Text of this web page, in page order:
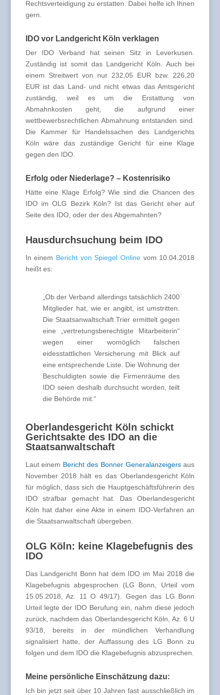
Rechtsverteidigung zu erstatten. Dabei helfe ich Ihnen
gern.
IDO vor Landgericht Köln verklagen
Der IDO Verband hat seinen Sitz in Leverkusen.
Zuständig ist somit das Landgericht Köln. Auch bei
einem Streitwert von nur 232,05 EUR bzw. 226,20
EUR ist das Land- und nicht etwas das Amtsgericht
zuständig, weil es um die Erstattung von
Abmahnkosten geht, die aufgrund einer
wettbewerbsrechtlichen Abmahnung entstanden sind.
Die Kammer für Handelssachen des Landgerichts
Köln wäre das zuständige Gericht für eine Klage
gegen den IDO.
Erfolg oder Niederlage? – Kostenrisiko
Hätte eine Klage Erfolg? Wie sind die Chancen des
IDO im OLG Bezirk Köln? Ist das Gericht eher auf
Seite des IDO, oder der des Abgemahnten?
Hausdurchsuchung beim IDO
In einem Bericht von Spiegel Online vom 10.04.2018
heißt es:
„Ob der Verband allerdings tatsächlich 2400
Mitglieder hat, wie er angibt, ist umstritten.
Die Staatsanwaltschaft Trier ermittelt gegen
eine „vertretungsberechtigte Mitarbeiterin“
wegen einer womöglich falschen
eidesstattlichen Versicherung mit Blick auf
eine entsprechende Liste. Die Wohnung der
Beschuldigten sowie die Firmenräume des
IDO seien deshalb durchsucht worden, teilt
die Behörde mit.“
Oberlandesgericht Köln schickt
Gerichtsakte des IDO an die
Staatsanwaltschaft
Laut einem Bericht des Bonner Generalanzeigersaus
November 2018 hält es das Oberlandesgericht Köln
für möglich, dass sich die Hauptgeschäftsführerin des
IDO strafbar gemacht hat. Das Oberlandesgericht
Köln hat daher eine Akte in einem IDO-Verfahren an
die Staatsanwaltschaft übergeben.
OLG Köln: keine Klagebefugnis des
IDO
Das Landgericht Bonn hat dem IDO im Mai 2018 die
Klagebefugnis abgesprochen (LG Bonn, Urteil vom
15.05.2018, Az. 11 O 49/17). Gegen das LG Bonn
Urteil legte der IDO Berufung ein, nahm diese jedoch
zurück, nachdem das Oberlandesgericht Köln, Az. 6 U
93/18, bereits in der mündlichen Verhandlung
signalisiert hatte, der Auffassung des LG Bonn zu
folgen und dem IDO die Klagebefugnis abzusprechen.
Meine persönliche Einschätzung dazu:
Ich bin jetzt seit über 10 Jahren fast ausschließlich im